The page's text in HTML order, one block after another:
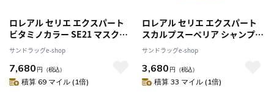
ロレアル セリエ エクスパート
ビタミノカラー SE21 マスク
250g [2個セット]
サンドラッグe-shop
7,680 円 （税込）
積算 69 マイル (1倍)
ロレアル セリエ エクスパート
スカルプスーペリア シャンプー
500ml
サンドラッグe-shop
3,680 円 （税込）
積算 33 マイル (1倍)